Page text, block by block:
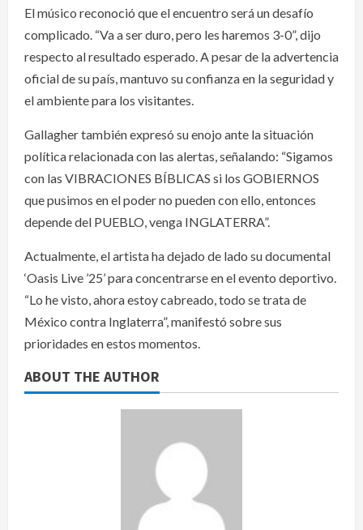
El músico reconoció que el encuentro será un desafío
complicado. “Va a ser duro, pero les haremos 3-0”, dijo
respecto al resultado esperado. A pesar de la advertencia
oficial de su país, mantuvo su confianza en la seguridad y
el ambiente para los visitantes.
Gallagher también expresó su enojo ante la situación
política relacionada con las alertas, señalando: “Sigamos
con las VIBRACIONES BÍBLICAS si los GOBIERNOS
que pusimos en el poder no pueden con ello, entonces
depende del PUEBLO, venga INGLATERRA”.
Actualmente, el artista ha dejado de lado su documental
‘Oasis Live ’25’ para concentrarse en el evento deportivo.
“Lo he visto, ahora estoy cabreado, todo se trata de
México contra Inglaterra”, manifestó sobre sus
prioridades en estos momentos.
ABOUT THE AUTHOR